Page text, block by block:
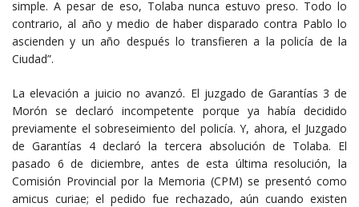
simple. A pesar de eso, Tolaba nunca estuvo preso. Todo lo
contrario, al año y medio de haber disparado contra Pablo lo
ascienden y un año después lo transfieren a la policía de la
Ciudad”.
La elevación a juicio no avanzó. El juzgado de Garantías 3 de
Morón se declaró incompetente porque ya había decidido
previamente el sobreseimiento del policía. Y, ahora, el Juzgado
de Garantías 4 declaró la tercera absolución de Tolaba. El
pasado 6 de diciembre, antes de esta última resolución, la
Comisión Provincial por la Memoria (CPM) se presentó como
amicus curiae; el pedido fue rechazado, aún cuando existen